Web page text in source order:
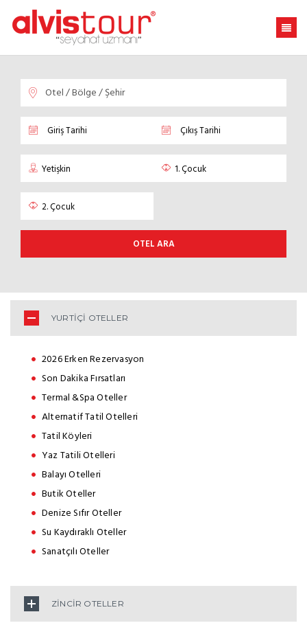
OTEL ARA
YURTİÇİ OTELLER
2026 Erken Rezervasyon
Son Dakika Fırsatları
Termal &Spa Oteller
Alternatif Tatil Otelleri
Tatil Köyleri
Yaz Tatili Otelleri
Balayı Otelleri
Butik Oteller
Denize Sıfır Oteller
Su Kaydıraklı Oteller
Sanatçılı Oteller
ZİNCİR OTELLER